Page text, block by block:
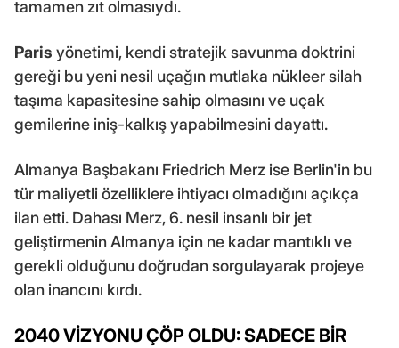
tamamen zıt olmasıydı.
Paris yönetimi, kendi stratejik savunma doktrini
gereği bu yeni nesil uçağın mutlaka nükleer silah
taşıma kapasitesine sahip olmasını ve uçak
gemilerine iniş-kalkış yapabilmesini dayattı.
Almanya Başbakanı Friedrich Merz ise Berlin'in bu
tür maliyetli özelliklere ihtiyacı olmadığını açıkça
ilan etti. Dahası Merz, 6. nesil insanlı bir jet
geliştirmenin Almanya için ne kadar mantıklı ve
gerekli olduğunu doğrudan sorgulayarak projeye
olan inancını kırdı.
2040 VİZYONU ÇÖP OLDU: SADECE BİR